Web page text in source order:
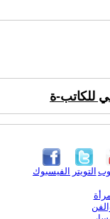
للكاتب-ة
الفيسبوك التويتر